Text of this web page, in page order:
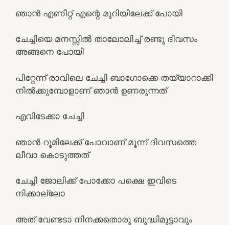
ഞാന്‍ എണീറ്റ്‌ എന്റെ മുറിയിലേക്ക് പോയി
ചേച്ചിയെ മനസ്സില്‍ താലോലിച്ച് രണ്ടു ദിവസം
അങ്ങനെ പോയി
പിറ്റേന്ന് രാവിലെ ചേച്ചി ബാഗോക്കെ തയ്യാറാക്കി
നില്‍ക്കുമ്പോളാണ് ഞാന്‍ ഉണരുന്നത്
എവിടേക്കാ ചേച്ചി
ഞാന്‍ റൂമിലേക്ക്‌ പോവാണ് മൂന്ന് ദിവസത്തെ
ലീവാ കൊടുത്തത്
ചേച്ചി ജോലിക്ക് പോക്കോ പക്ഷെ ഇവിടെ
നിക്കാല്ലോ
അത് വേണ്ടടാ നിനക്കതൊരു ബുദ്ധിമുട്ടാവും